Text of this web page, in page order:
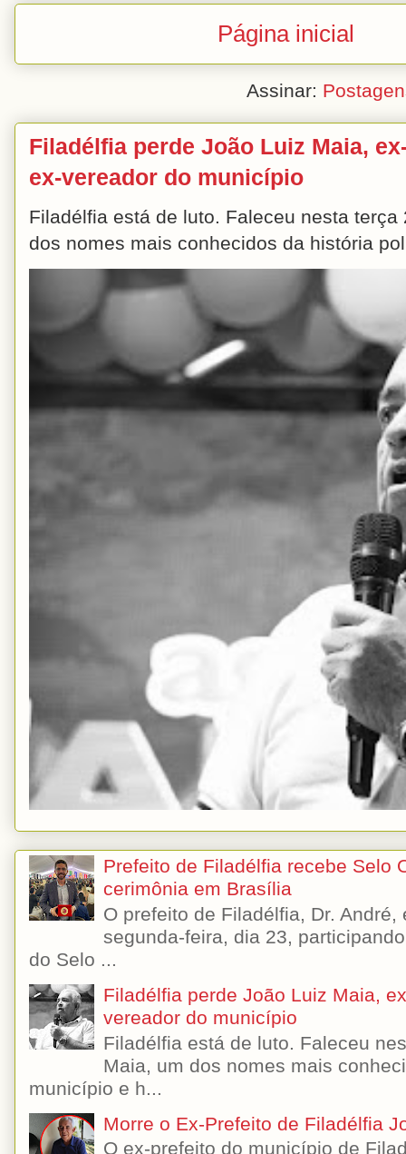
Página inicial
Assinar:
Filadélfia perde João Luiz Maia,
ex-vereador do município
Filadélfia está de luto. Faleceu nesta
dos nomes mais conhecidos da história
Prefeito de Filadélfia recebe Selo
cerimônia em Brasília
O prefeito de Filadélfia, Dr.
segunda-feira, dia 23,
do Selo ...
Filadélfia perde João Luiz Maia,
vereador do município
Filadélfia está de luto. Faleceu
Maia, um dos nomes mais
município e h...
Morre o Ex-Prefeito de Filadélfia
O ex-prefeito do município de